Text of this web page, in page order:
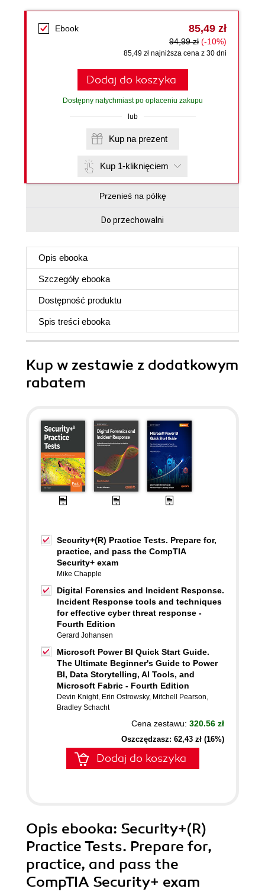
Ebook 85,49 zł
94,99 zł (-10%)
85,49 zł najniższa cena z 30 dni
Dodaj do koszyka
Dostępny natychmiast po opłaceniu zakupu
lub
Kup na prezent
Kup 1-kliknięciem
Przenieś na półkę
Do przechowalni
Opis ebooka
Szczegóły ebooka
Dostępność produktu
Spis treści ebooka
Kup w zestawie z dodatkowym
rabatem
Security+(R) Practice Tests. Prepare for,
practice, and pass the CompTIA
Security+ exam
Mike Chapple
Digital Forensics and Incident Response.
Incident Response tools and techniques
for effective cyber threat response -
Fourth Edition
Gerard Johansen
Microsoft Power BI Quick Start Guide.
The Ultimate Beginner's Guide to Power
BI, Data Storytelling, AI Tools, and
Microsoft Fabric - Fourth Edition
Devin Knight, Erin Ostrowsky, Mitchell Pearson,
Bradley Schacht
Cena zestawu: 320.56 zł
Oszczędzasz: 62,43 zł (16%)
Dodaj do koszyka
Opis ebooka: Security+(R)
Practice Tests. Prepare for,
practice, and pass the
CompTIA Security+ exam